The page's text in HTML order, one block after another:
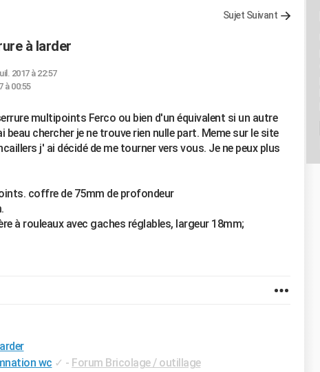
Sujet Suivant
à larder
2017 à 22:57
à 00:55
multipoints Ferco ou bien d'un équivalent si un autre
chercher je ne trouve rien nulle part. Meme sur le site
j' ai décidé de me tourner vers vous. Je ne peux plus
coffre de 75mm de profondeur
à rouleaux avec gaches réglables, largeur 18mm;
wc ✓ - Forum Bricolage / outillage